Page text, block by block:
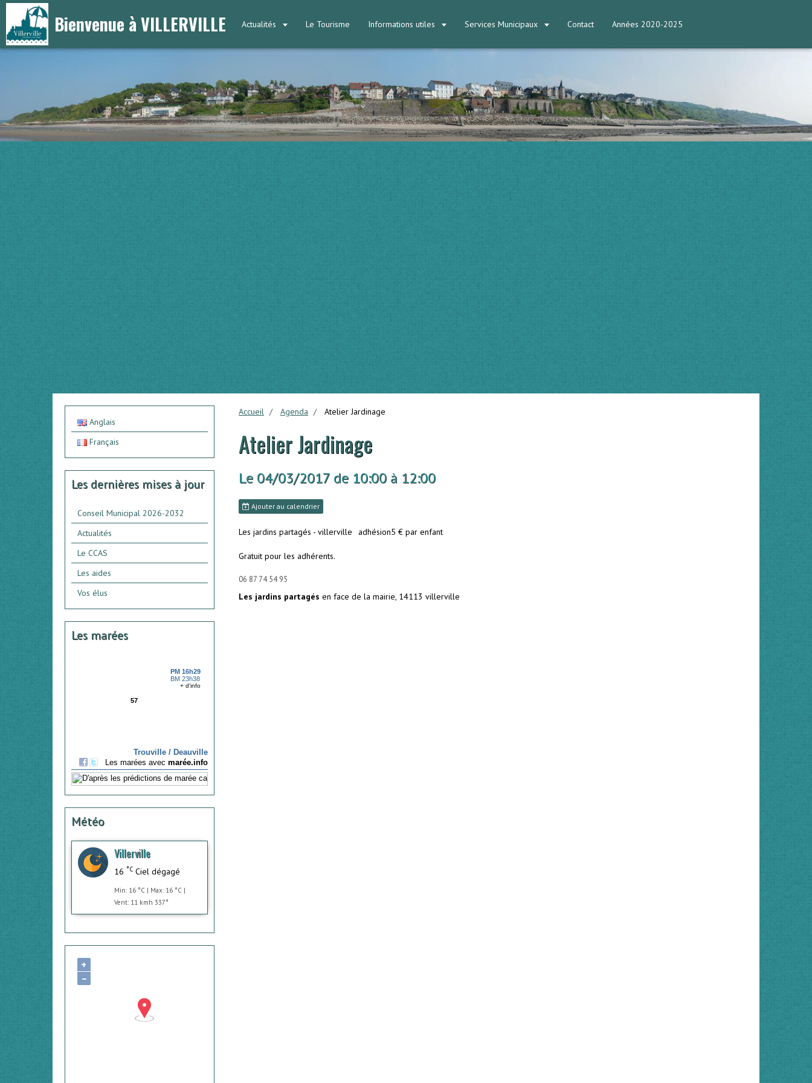
Bienvenue à VILLERVILLE Actualités Le Tourisme Informations utiles Services Municipaux Contact Années 2020-2025
Accueil Agenda Atelier Jardinage
Atelier Jardinage
Le 04/03/2017 de 10:00 à 12:00
Ajouter au calendrier
Les jardins partagés - villerville adhésion5 € par enfant
Gratuit pour les adhérents.
06 87 74 54 95
Les jardins partagés en face de la mairie, 14113 villerville
Anglais
Français
Les dernières mises à jour
Conseil Municipal 2026-2032
Actualités
Le CCAS
Les aides
Vos élus
Les marées
Météo
Villerville
16 °C Ciel dégagé
Min: 16 °C | Max: 16 °C |
Vent: 11 kmh 337°
+
−